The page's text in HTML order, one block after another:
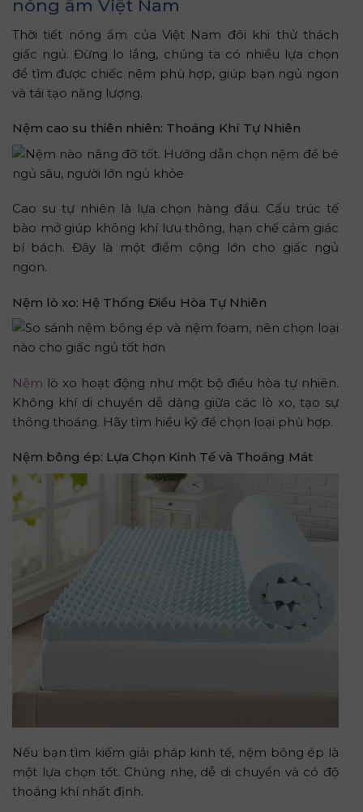
nóng ẩm Việt Nam
Thời tiết nóng ẩm của Việt Nam đôi khi thử thách
giấc ngủ. Đừng lo lắng, chúng ta có nhiều lựa chọn
để tìm được chiếc nệm phù hợp, giúp bạn ngủ ngon
và tái tạo năng lượng.
Nệm cao su thiên nhiên: Thoáng Khí Tự Nhiên
Cao su tự nhiên là lựa chọn hàng đầu. Cấu trúc tế
bào mở giúp không khí lưu thông, hạn chế cảm giác
bí bách. Đây là một điểm cộng lớn cho giấc ngủ
ngon.
Nệm lò xo: Hệ Thống Điều Hòa Tự Nhiên
Nệm lò xo hoạt động như một bộ điều hòa tự nhiên.
Không khí di chuyển dễ dàng giữa các lò xo, tạo sự
thông thoáng. Hãy tìm hiểu kỹ để chọn loại phù hợp.
Nệm bông ép: Lựa Chọn Kinh Tế và Thoáng Mát
Nếu bạn tìm kiếm giải pháp kinh tế, nệm bông ép là
một lựa chọn tốt. Chúng nhẹ, dễ di chuyển và có độ
thoáng khí nhất định.